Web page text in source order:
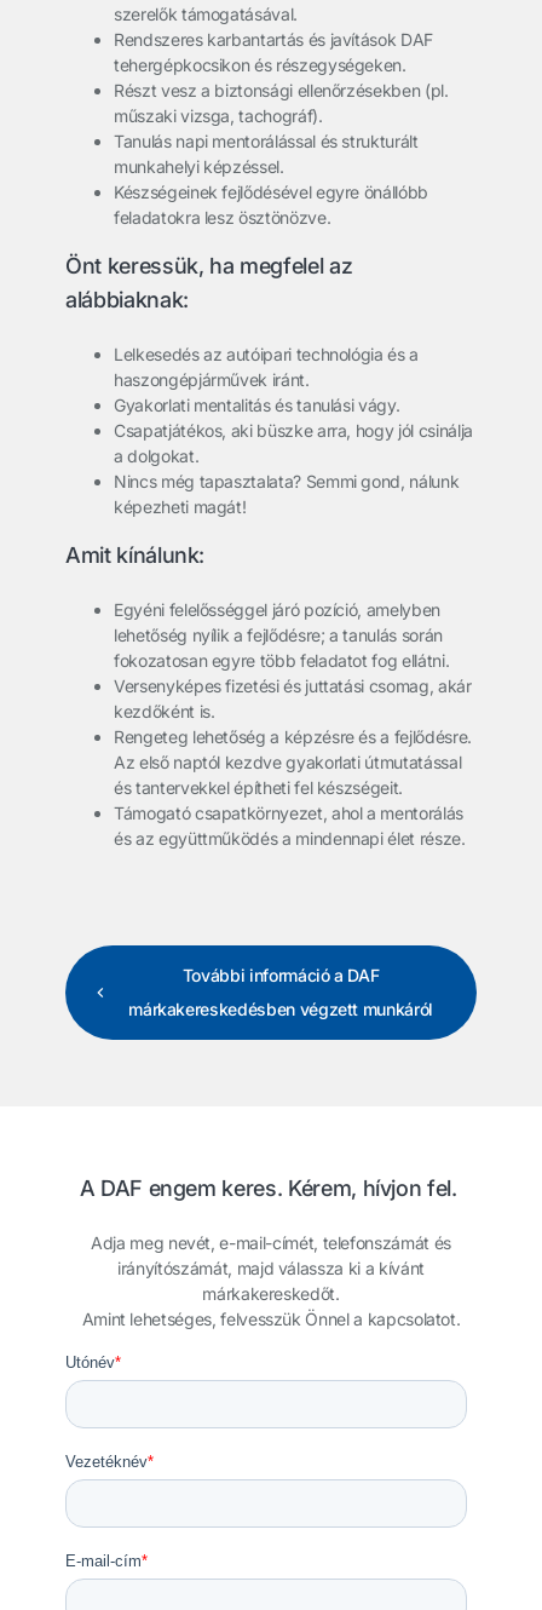
szerelők támogatásával.
Rendszeres karbantartás és javítások DAF
tehergépkocsikon és részegységeken.
Részt vesz a biztonsági ellenőrzésekben (pl.
műszaki vizsga, tachográf).
Tanulás napi mentorálással és strukturált
munkahelyi képzéssel.
Készségeinek fejlődésével egyre önállóbb
feladatokra lesz ösztönözve.
Önt keressük, ha megfelel az
alábbiaknak:
Lelkesedés az autóipari technológia és a
haszongépjárművek iránt.
Gyakorlati mentalitás és tanulási vágy.
Csapatjátékos, aki büszke arra, hogy jól csinálja
a dolgokat.
Nincs még tapasztalata? Semmi gond, nálunk
képezheti magát!
Amit kínálunk:
Egyéni felelősséggel járó pozíció, amelyben
lehetőség nyílik a fejlődésre; a tanulás során
fokozatosan egyre több feladatot fog ellátni.
Versenyképes fizetési és juttatási csomag, akár
kezdőként is.
Rengeteg lehetőség a képzésre és a fejlődésre.
Az első naptól kezdve gyakorlati útmutatással
és tantervekkel építheti fel készségeit.
Támogató csapatkörnyezet, ahol a mentorálás
és az együttműködés a mindennapi élet része.
További információ a DAF
márkakereskedésben végzett munkáról
A DAF engem keres. Kérem, hívjon fel.
Adja meg nevét, e-mail-címét, telefonszámát és
irányítószámát, majd válassza ki a kívánt
márkakereskedőt.
Amint lehetséges, felvesszük Önnel a kapcsolatot.